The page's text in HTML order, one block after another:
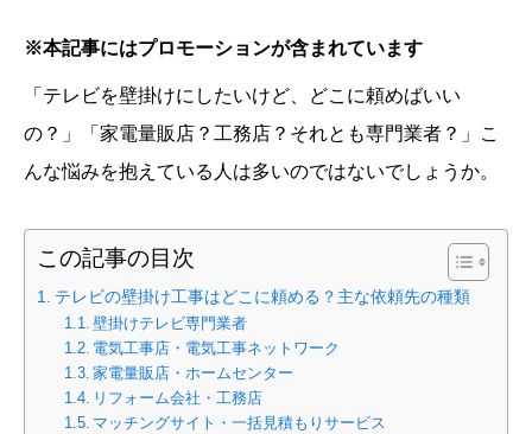
※本記事にはプロモーションが含まれています
「テレビを壁掛けにしたいけど、どこに頼めばいい
の？」「家電量販店？工務店？それとも専門業者？」こ
んな悩みを抱えている人は多いのではないでしょうか。
この記事の目次
テレビの壁掛け工事はどこに頼める？主な依頼先の種類
壁掛けテレビ専門業者
電気工事店・電気工事ネットワーク
家電量販店・ホームセンター
リフォーム会社・工務店
マッチングサイト・一括見積もりサービス